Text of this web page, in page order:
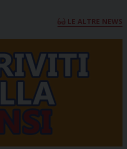
LE ALTRE NEWS